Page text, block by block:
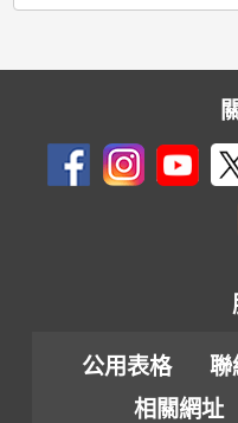
公用表格 聯
相關網址